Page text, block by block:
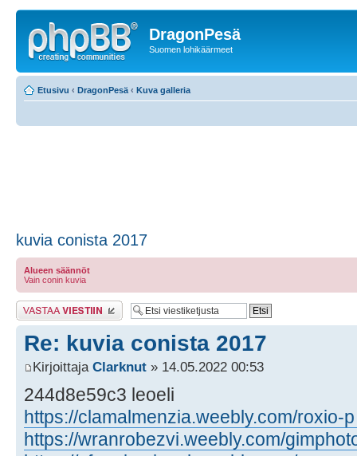
DragonPesä
Suomen lohikäärmeet
Etusivu ‹ DragonPesä ‹ Kuva galleria
kuvia conista 2017
Alueen säännöt
Vain conin kuvia
Lähetä vastaus
Re: kuvia conista 2017
Kirjoittaja Clarknut » 14.05.2022 00:53
244d8e59c3 leoeli
https://clamalmenzia.weebly.com/roxio-
https://wranrobezvi.weebly.com/